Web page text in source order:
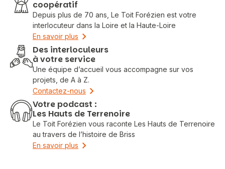
coopératif
Depuis plus de 70 ans, Le Toit Forézien est votre
interlocuteur dans la Loire et la Haute-Loire
En savoir plus
Des interloculeurs
à votre service
Une équipe d’accueil vous accompagne sur vos
projets, de A à Z.
Contactez-nous
Votre podcast :
Les Hauts de Terrenoire
Le Toit Forézien vous raconte Les Hauts de Terrenoire
au travers de l’histoire de Briss
En savoir plus